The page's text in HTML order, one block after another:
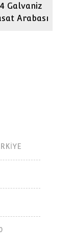
Galvaniz
Arabası